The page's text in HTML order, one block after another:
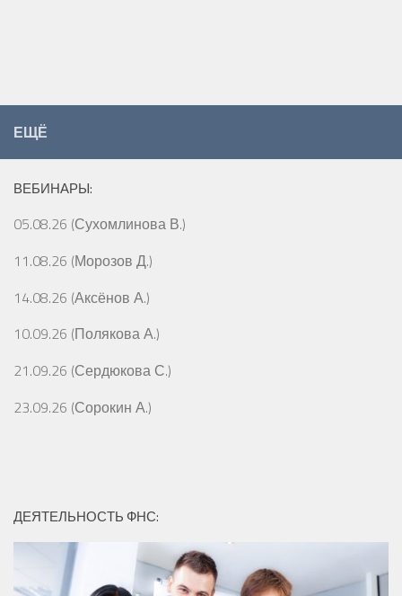
ЕЩЁ
ВЕБИНАРЫ:
05.08.26 (Сухомлинова В.)
11.08.26 (Морозов Д.)
14.08.26 (Аксёнов А.)
10.09.26 (Полякова А.)
21.09.26 (Сердюкова С.)
23.09.26 (Сорокин А.)
ДЕЯТЕЛЬНОСТЬ ФНС: